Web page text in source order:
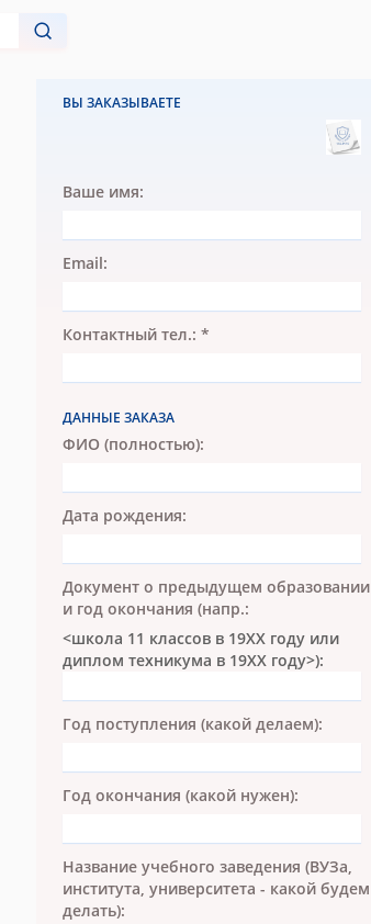
Ваше имя:
Email:
Контактный тел.: *
ДАННЫЕ ЗАКАЗА
ФИО (полностью):
Дата рождения:
Документ о предыдущем образовании
и год окончания (напр.:
<школа 11 классов в 19ХХ году или
диплом техникума в 19ХХ году>):
Год поступления (какой делаем):
Год окончания (какой нужен):
Название учебного заведения (ВУЗа,
института, университета - какой будем
делать):
ВЫ ЗАКАЗЫВАЕТЕ